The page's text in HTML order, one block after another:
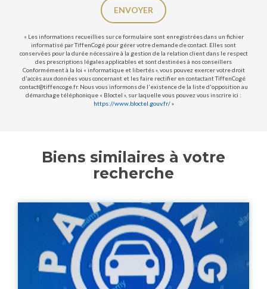
ENVOYER
« Les informations recueillies sur ce formulaire sont enregistrées dans un fichier
informatisé par TiffenCogé pour gérer votre demande de contact. Elles sont
conservées pour la durée nécessaire à la gestion de la relation client dans le respect
des prescriptions légales applicables et sont destinées à nos conseillers
Conformément à la loi « informatique et libertés », vous pouvez exercer votre droit
d'accès aux données vous concernant et les faire rectifier en contactant TiffenCogé
contact@tiffencoge.fr. Nous vous informons de l'existence de la liste d'opposition au
démarchage téléphonique « Bloctel », sur laquelle vous pouvez vous inscrire ici :
https://www.bloctel.gouv.fr/»
Biens similaires à votre
recherche